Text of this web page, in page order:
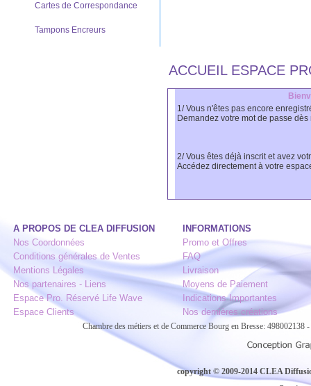
Cartes de Correspondance
Tampons Encreurs
ACCUEIL ESPACE
1/ Vous n'êtes pas encore
Demandez votre mot de passe dès
2/ Vous êtes déjà inscrit et avez
Accédez directement à votre
A PROPOS DE CLEA DIFFUSION
INFORMATIONS
Nos Coordonnées
Promo et Offres
Conditions générales de Ventes
FAQ
Mentions Légales
Livraison
Nos partenaires - Liens
Moyens de Paiement
Espace Pro. Réservé Life Wave
Indications Importantes
Espace Clients
Nos dernières créations
Chambre des métiers et de Commerce Bourg en Bresse: 498002138
copyright © 2009-2014 CLEA